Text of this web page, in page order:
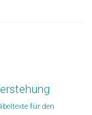
für den